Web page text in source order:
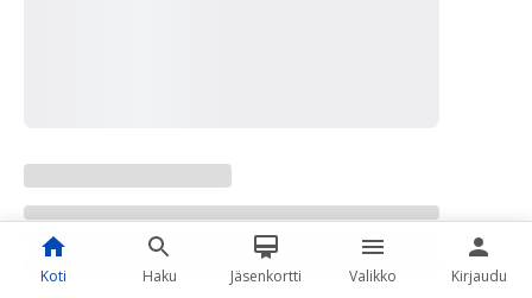
Koti Haku Jäsenkortti Valikko Kirjaudu